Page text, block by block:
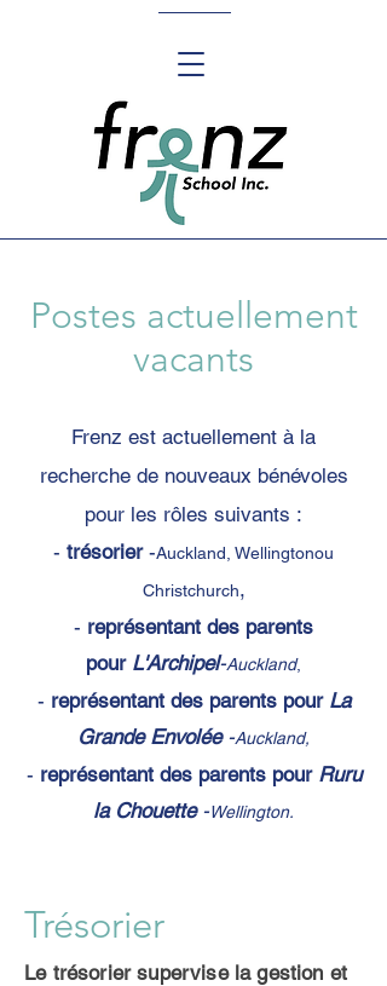
Postes actuellement
vacants
Frenz est actuellement à la
recherche de nouveaux bénévoles
pour les rôles suivants :
- trésorier-Auckland, Wellingtonou
Christchurch,
- représentant des parents
pour L'Archipel-Auckland,
- représentant des parentspour La
Grande Envolée-Auckland,
- représentant des parentspour Ruru
la Chouette-Wellington.
Trésorier
Le trésorier supervise la gestion et